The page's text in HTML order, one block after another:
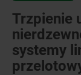
Trzpienie
systemy